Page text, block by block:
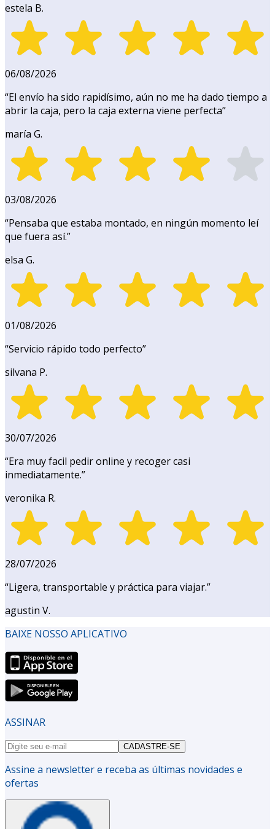
estela B.
06/08/2026
“El envío ha sido rapidísimo, aún no me ha dado tiempo a
abrir la caja, pero la caja externa viene perfecta”
maría G.
03/08/2026
“Pensaba que estaba montado, en ningún momento leí
que fuera así.”
elsa G.
01/08/2026
“Servicio rápido todo perfecto”
silvana P.
30/07/2026
“Era muy facil pedir online y recoger casi
inmediatamente.”
veronika R.
28/07/2026
“Ligera, transportable y práctica para viajar.”
agustin V.
BAIXE NOSSO APLICATIVO
ASSINAR
CADASTRE-SE
Assine a newsletter e receba as últimas novidades e
ofertas